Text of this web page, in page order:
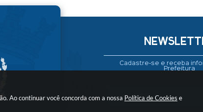
Ao continuar você concorda com a nossa Política de Cookies e
Cadastre-se e receba
Prefeitura